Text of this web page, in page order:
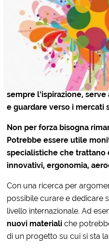
sempre l’ispirazione,
e guardare verso i mercati
Non per forza bisogna
Potrebbe essere utile
specialistiche che trattano
innovativi, ergonomia,
Con una ricerca per
possibile curare e dedicare
livello internazionale. Ad
nuovi materiali che
di un progetto su cui si sta